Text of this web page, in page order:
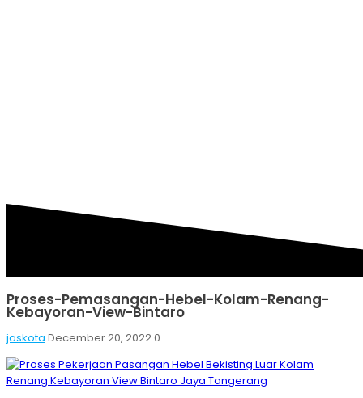
Proses-Pemasangan-Hebel-Kolam-Renang-
Kebayoran-View-Bintaro
jaskota December 20, 20220